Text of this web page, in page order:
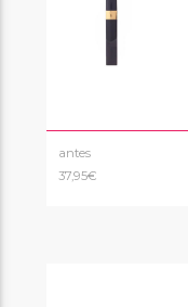
antes
37,95€